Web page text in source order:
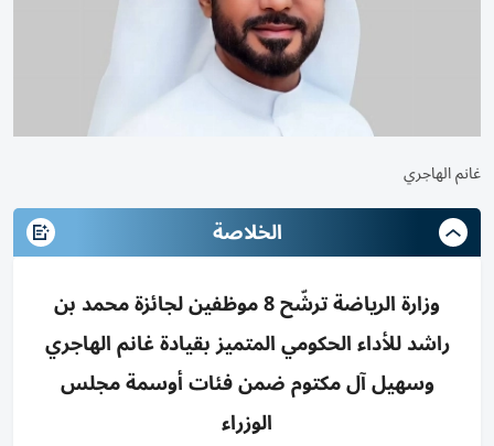
غانم الهاجري
الخلاصة
وزارة الرياضة ترشّح 8 موظفين لجائزة محمد بن
راشد للأداء الحكومي المتميز بقيادة غانم الهاجري
وسهيل آل مكتوم ضمن فئات أوسمة مجلس
الوزراء